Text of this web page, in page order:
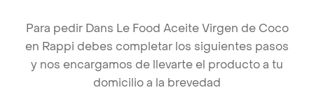
Para pedir Dans Le Food Aceite Virgen de Coco
en Rappi debes completar los siguientes pasos
y nos encargamos de llevarte el producto a tu
domicilio a la brevedad